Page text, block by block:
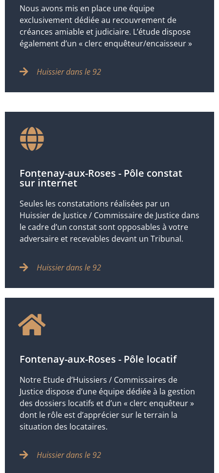
Nous avons mis en place une équipe
exclusivement dédiée au recouvrement de
créances amiable et judiciaire. L’étude dispose
également d’un « clerc enquêteur/encaisseur »
Huissier dans le 92
Fontenay-aux-Roses - Pôle constat
sur internet
Seules les constatations réalisées par un
Huissier de Justice / Commissaire de Justice dans
le cadre d’un constat sont opposables à votre
adversaire et recevables devant un Tribunal.
Huissier dans le 92
Fontenay-aux-Roses - Pôle locatif
Notre Etude d’Huissiers / Commissaires de
Justice dispose d’une équipe dédiée à la gestion
des dossiers locatifs et d’un « clerc enquêteur »
dont le rôle est d’apprécier sur le terrain la
situation des locataires.
Huissier dans le 92